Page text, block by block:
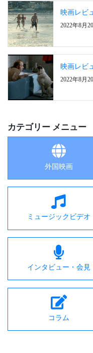
映画レビ
2022年8月
映画レビ
2022年8月
カテゴリー メニュー
外国映画
ミュージックビデオ
インタビュー・会見
コラム